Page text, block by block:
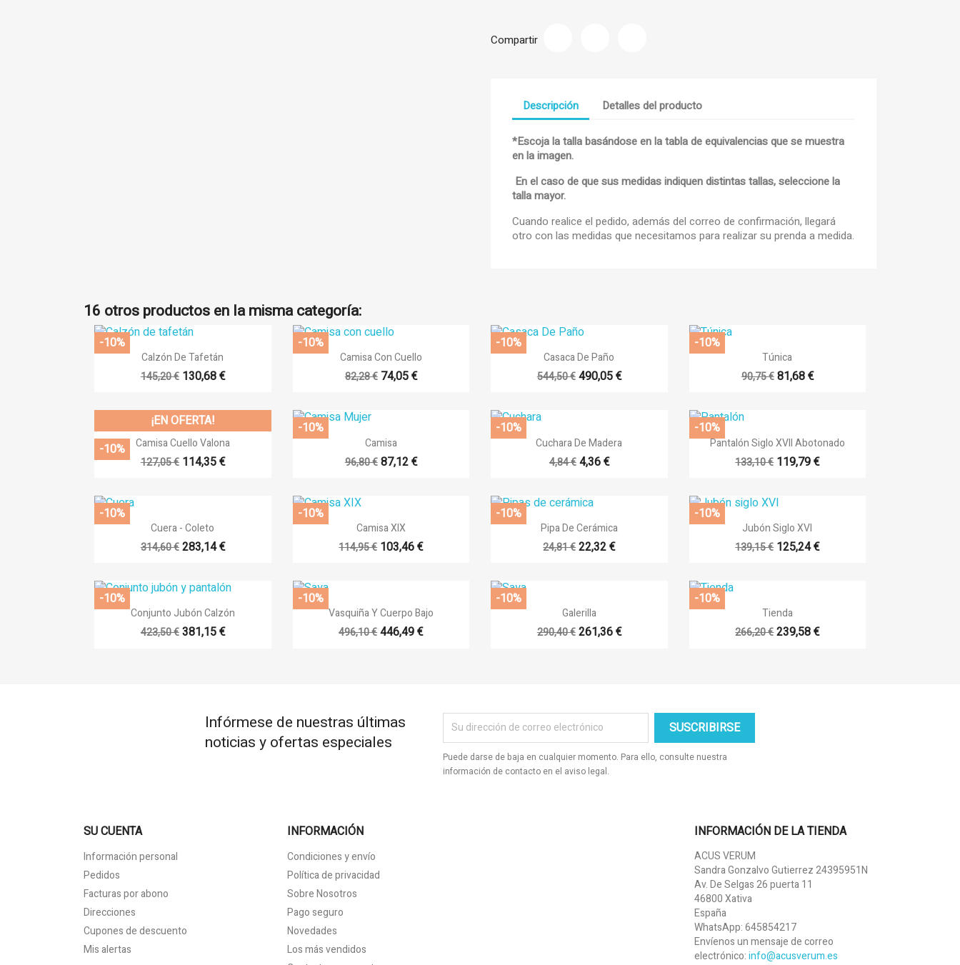
×
add_circle_outline
Crear nueva lista
×
Debe iniciar sesión para guardar productos en su lista de deseos.
Compartir
Descripción Detalles del producto
*Escoja la talla basándose en la tabla de equivalencias que se muestra
en la imagen.
En el caso de que sus medidas indiquen distintas tallas, seleccione la
talla mayor.
Cuando realice el pedido, además del correo de confirmación, llegará
otro con las medidas que necesitamos para realizar su prenda a medida.
16 otros productos en la misma categoría:
 Vista rápida
Calzón De Tafetán
145,20 € 130,68 €
-10%
 Vista rápida
Camisa Con Cuello
82,28 € 74,05 €
-10%
 Vista rápida
Casaca De Paño
544,50 € 490,05 €
-10%
Vista rápida
Túnica
90,75 € 81,68 €
-10%
 Vista rápida
Camisa Cuello Valona
127,05 € 114,35 €
¡EN OFERTA!
-10%
Vista rápida
Camisa
96,80 € 87,12 €
-10%
 Vista rápida
Cuchara De Madera
4,84 € 4,36 €
-10%
 Vista rápida
Pantalón Siglo XVII Abotonado
133,10 € 119,79 €
-10%
 Vista rápida
Cuera - Coleto
314,60 € 283,14 €
-10%
Vista rápida
Camisa XIX
114,95 € 103,46 €
-10%
 Vista rápida
Pipa De Cerámica
24,81 €22,32 €
-10%
 Vista rápida
Jubón Siglo XVI
139,15 € 125,24 €
-10%
 Vista rápida
Conjunto Jubón Calzón
423,50 € 381,15 €
-10%
 Vista rápida
Vasquiña Y Cuerpo Bajo
496,10 €446,49 €
-10%
Vista rápida
Galerilla
290,40 € 261,36 €
-10%
Vista rápida
Tienda
266,20 €239,58 €
-10%
Infórmese de nuestras últimas
noticias y ofertas especiales
Puede darse de baja en cualquier momento. Para ello, consulte nuestra
información de contacto en el aviso legal.
SU CUENTA
Información personal
Pedidos
Facturas por abono
Direcciones
Cupones de descuento
Mis alertas
INFORMACIÓN
Condiciones y envío
Política de privacidad
Sobre Nosotros
Pago seguro
Novedades
Los más vendidos
INFORMACIÓN DE LA TIENDA
ACUS VERUM
Sandra Gonzalvo Gutierrez 24395951N
Av. De Selgas 26 puerta 11
46800 Xativa
España
WhatsApp:645854217
Envíenos un mensaje de correo
electrónico:info@acusverum.es